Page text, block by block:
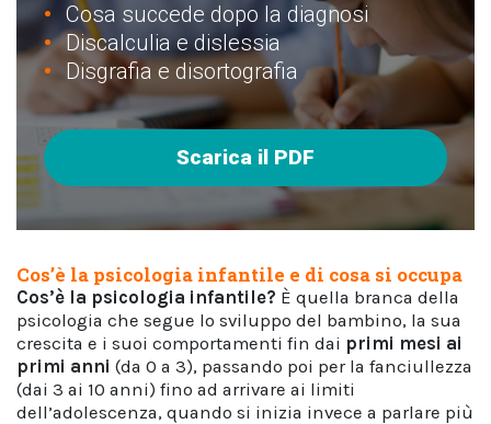
Cosa succede dopo la diagnosi
Discalculia e dislessia
Disgrafia e disortografia
Scarica il PDF
Cos’è la psicologia infantile e di cosa si occupa
Cos’è la psicologia infantile? È quella branca della
psicologia che segue lo sviluppo del bambino, la sua
crescita e i suoi comportamenti fin dai primi mesi ai
primi anni (da 0 a 3), passando poi per la fanciullezza
(dai 3 ai 10 anni) fino ad arrivare ai limiti
dell’adolescenza, quando si inizia invece a parlare più